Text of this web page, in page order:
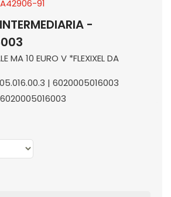
91
-
MA 10 EURO V *FLEXIXEL DA
| 6020005016003